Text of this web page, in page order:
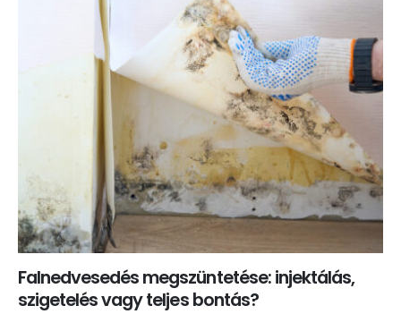
Falnedvesedés megszüntetése: injektálás,
szigetelés vagy teljes bontás?